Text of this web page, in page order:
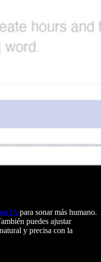
IA para sonar más humano.
puedes ajustar
y precisa con la